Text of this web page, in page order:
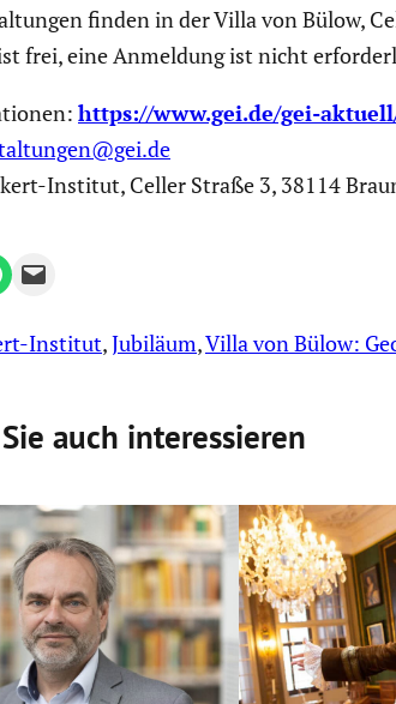
finden in der Villa von Bülow,
frei, eine Anmeldung ist nicht
https://www.gei.de/gei-
Institut, Celler Straße 3, 38114
on WhatsApp
Email this Page
Institut, Jubiläum, Villa von Bülow:
auch interessieren